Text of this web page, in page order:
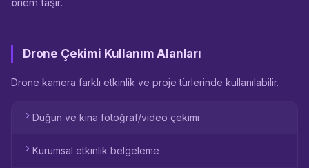
Drone Çekimi Kullanım Alanları
Drone kamera farklı etkinlik ve proje türlerinde kullanılabilir.
Düğün ve kına fotoğraf/video çekimi
Kurumsal etkinlik belgeleme